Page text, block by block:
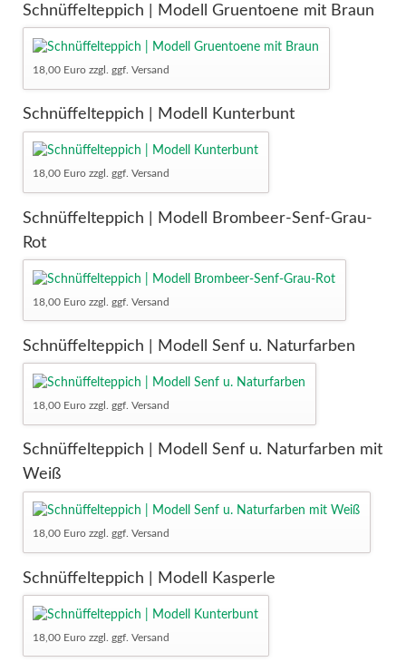
Schnüffelteppich | Modell Gruentoene mit Braun
18,00 Euro zzgl. ggf. Versand
Schnüffelteppich | Modell Kunterbunt
18,00 Euro zzgl. ggf. Versand
Schnüffelteppich | Modell Brombeer-Senf-Grau-
Rot
18,00 Euro zzgl. ggf. Versand
Schnüffelteppich | Modell Senf u. Naturfarben
18,00 Euro zzgl. ggf. Versand
Schnüffelteppich | Modell Senf u. Naturfarben mit
Weiß
18,00 Euro zzgl. ggf. Versand
Schnüffelteppich | Modell Kasperle
18,00 Euro zzgl. ggf. Versand